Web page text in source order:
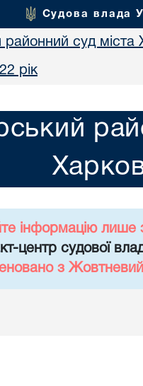
Судова влада
районний суд міста
рік
інформацію лише
центр судової
з